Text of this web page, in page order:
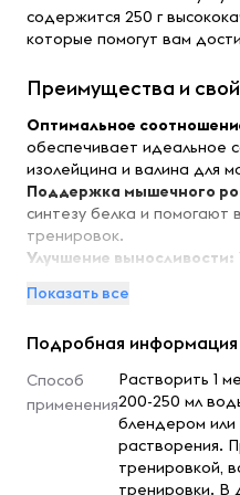
содержится 250 г
которые помогут вам
Преимущества и
Оптимальное
обеспечивает идеальное
изолейцина и валина для
Поддержка мышечного
синтезу белка и помогают
тренировок.
Улучшение выносливости:
тренировок.
предотвратить
Приятный вкус:
аминокислот приятным и
Особенности:
Показать все
Подробная информация
Способ
применения
Растворить 1
200-250 мл
блендером
растворения.
тренировкой,
тренировки. В